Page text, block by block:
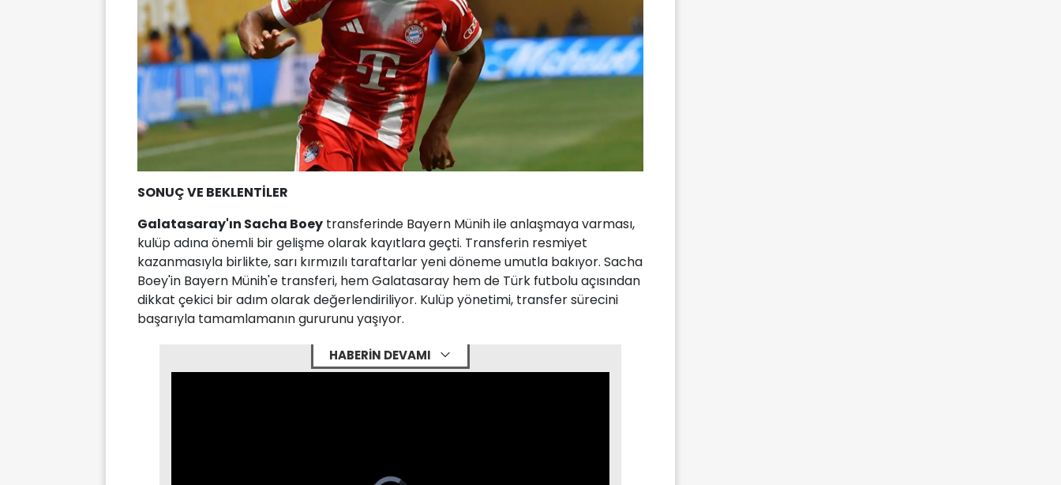
SONUÇ VE BEKLENTİLER
Galatasaray'ın Sacha Boey transferinde Bayern Münih ile anlaşmaya varması,
kulüp adına önemli bir gelişme olarak kayıtlara geçti. Transferin resmiyet
kazanmasıyla birlikte, sarı kırmızılı taraftarlar yeni döneme umutla bakıyor. Sacha
Boey'in Bayern Münih'e transferi, hem Galatasaray hem de Türk futbolu açısından
dikkat çekici bir adım olarak değerlendiriliyor. Kulüp yönetimi, transfer sürecini
başarıyla tamamlamanın gururunu yaşıyor.
HABERİN DEVAMI